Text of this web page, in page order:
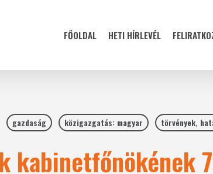
FŐOLDAL HETI HÍRLEVÉL
gazdaság közigazgatás: magyar törvények,
kabinetfőnökének